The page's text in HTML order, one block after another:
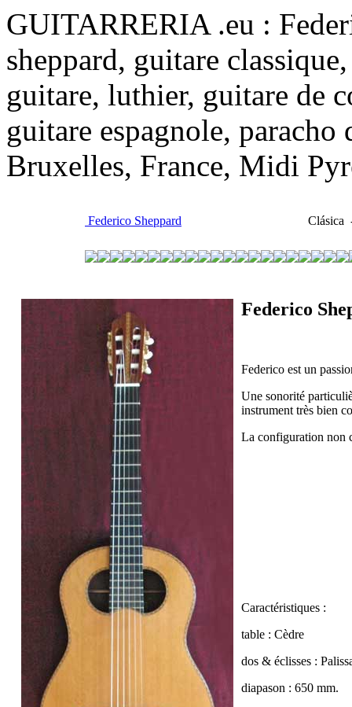
GUITARRERIA .eu :
sheppard, guitare
guitare, luthier, guitare de
guitare espagnole,
Bruxelles, France, Midi
Federico Sheppard Clásica
Federico
Federico est un
Une sonorité
instrument très bien
La configuration non
Caractéristiques :
table : Cèdre
dos & éclisses :
diapason : 650 mm.